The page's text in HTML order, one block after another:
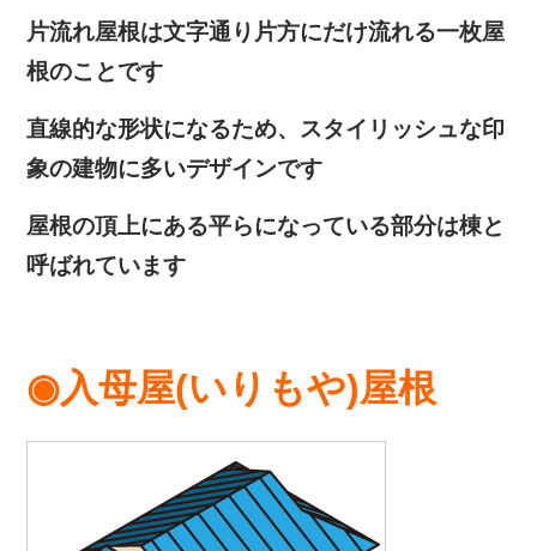
片流れ屋根は文字通り片方にだけ流れる一枚屋
根のことです
直線的な形状になるため、スタイリッシュな印
象の建物に多いデザインです
屋根の頂上にある平らになっている部分は棟と
呼ばれています
◉入母屋(いりもや)屋根